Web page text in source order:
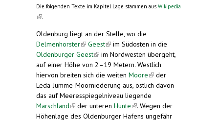
Die folgenden Texte im Kapitel Lage stammen aus Wikipedia
(link is external)
Oldenburg liegt an der Stelle, wo die
Delmenhorster(link is external)
Geest(link is external)
im Südosten in die
Oldenburger Geest(link is external)
im Nordwesten übergeht,
auf einer Höhe von 2–19 Metern. Westlich
hiervon breiten sich die weiten Moore(link is
external)
der
Leda-Jümme-Moorniederung aus, östlich davon
das auf Meeresspiegelniveau liegende
Marschland(link is external)
der unteren Hunte(link is external)
. Wegen der
Höhenlage des Oldenburger Hafens ungefähr